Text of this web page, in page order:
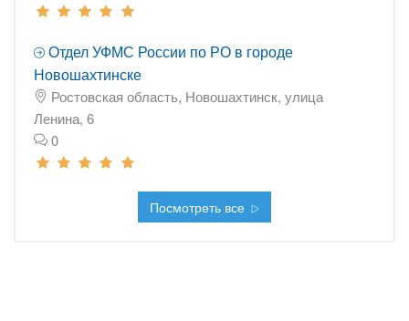
Отдел УФМС России по РО в городе
Новошахтинске
Ростовская область, Новошахтинск, улица
Ленина, 6
0
Посмотреть все